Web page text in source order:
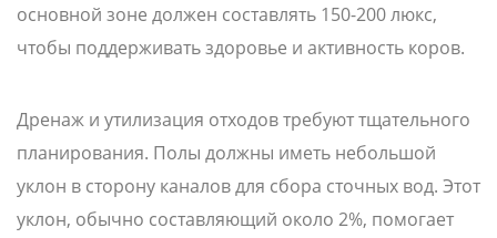
основной зоне должен составлять 150-200 люкс,
чтобы поддерживать здоровье и активность коров.
Дренаж и утилизация отходов требуют тщательного
планирования. Полы должны иметь небольшой
уклон в сторону каналов для сбора сточных вод. Этот
уклон, обычно составляющий около 2%, помогает